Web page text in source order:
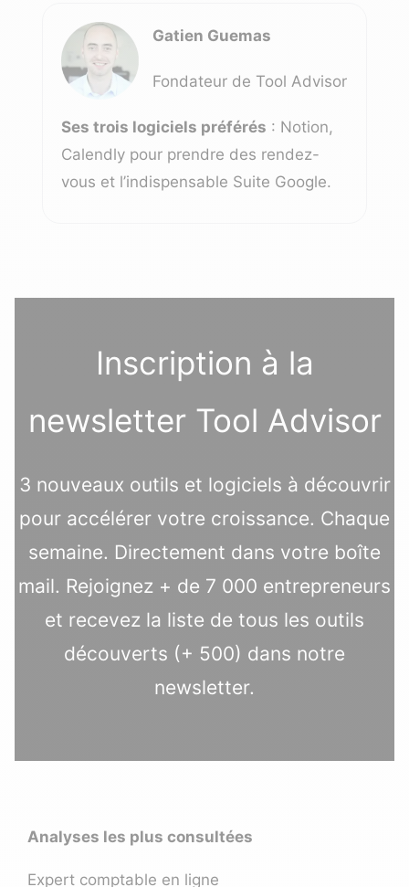
Gatien Guemas
Fondateur de Tool Advisor
Ses trois logiciels préférés : Notion,
Calendly pour prendre des rendez-
vous et l’indispensable Suite Google.
Inscription à la
newsletter Tool Advisor
3 nouveaux outils et logiciels à découvrir
pour accélérer votre croissance. Chaque
semaine. Directement dans votre boîte
mail. Rejoignez + de 7 000 entrepreneurs
et recevez la liste de tous les outils
découverts (+ 500) dans notre
newsletter.
Analyses les plus consultées
Expert comptable en ligne